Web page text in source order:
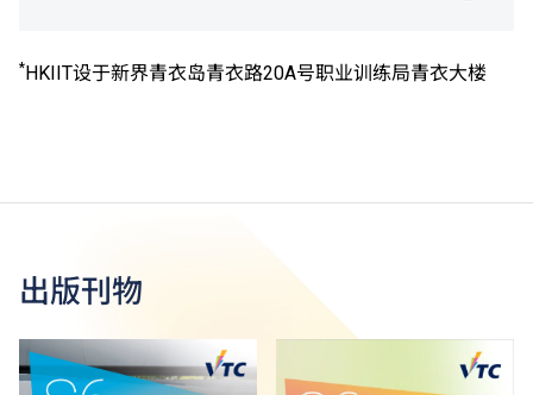
*HKIIT设于新界青衣岛青衣路20A号职业训练局青衣大楼
出版刊物